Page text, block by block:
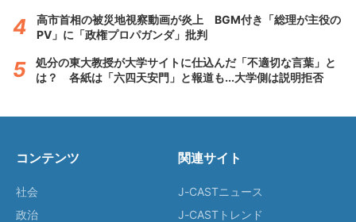
高市首相の被災地視察動画が炎上 BGM付き「総理が主役の
PV」に「政権プロパガンダ」批判
処分の東大教授が大学サイトに仕込んだ「不適切な言葉」と
は？ 各紙は「六四天安門」と報道も...大学側は説明拒否
コンテンツ
社会
政治
関連サイト
J-CASTニュース
J-CASTトレンド